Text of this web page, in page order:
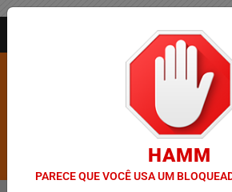
Pesquisar NotíciaHAMM
PARECE QUE VOCÊ USA UM